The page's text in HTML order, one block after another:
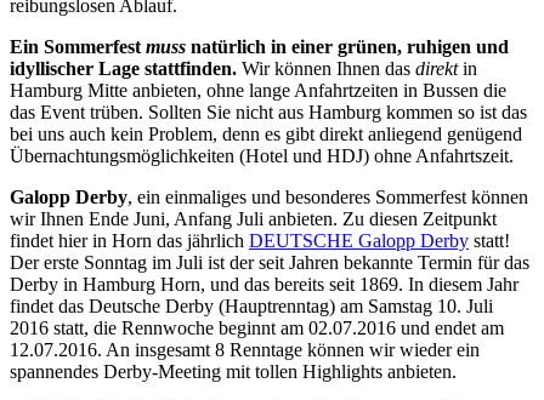
reibungslosen Ablauf.
Ein Sommerfest muss natürlich in einer grünen, ruhigen und
idyllischer Lage stattfinden. Wir können Ihnen das direktin
Hamburg Mitte anbieten, ohne lange Anfahrtzeiten in Bussen die
das Event trüben. Sollten Sie nicht aus Hamburg kommen so ist das
bei uns auch kein Problem, denn es gibt direkt anliegend genügend
Übernachtungsmöglichkeiten (Hotel und HDJ) ohne Anfahrtszeit.
Galopp Derby, ein einmaliges und besonderes Sommerfest können
wir Ihnen Ende Juni, Anfang Juli anbieten. Zu diesen Zeitpunkt
findet hier in Horn das jährlich DEUTSCHE Galopp Derby statt!
Der erste Sonntag im Juli ist der seit Jahren bekannte Termin für das
Derby in Hamburg Horn, und das bereits seit 1869. In diesem Jahr
findet das Deutsche Derby (Hauptrenntag) am Samstag 10. Juli
2016 statt, die Rennwoche beginnt am 02.07.2016 und endet am
12.07.2016. An insgesamt 8 Renntage können wir wieder ein
spannendes Derby-Meeting mit tollen Highlights anbieten.